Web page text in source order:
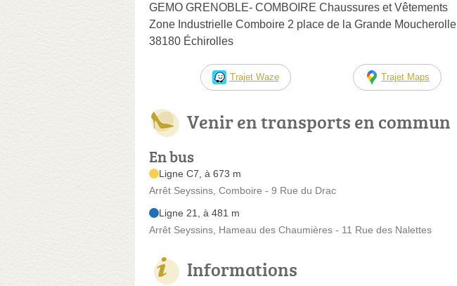
GEMO GRENOBLE- COMBOIRE Chaussures et Vêtements
Zone Industrielle Comboire 2 place de la Grande Moucherolle
38180 Échirolles
Trajet Waze Trajet Maps
Venir en transports en commun
En bus
Ligne C7, à 673 m
Arrêt Seyssins, Comboire - 9 Rue du Drac
Ligne 21, à 481 m
Arrêt Seyssins, Hameau des Chaumières - 11 Rue des Nalettes
Informations